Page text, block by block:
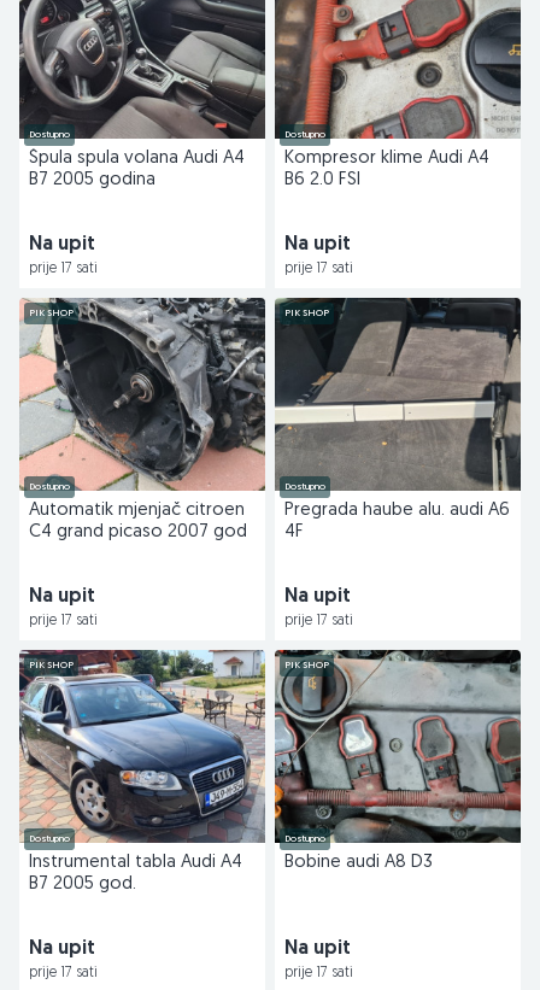
Dostupno
Špula spula volana Audi A4
B7 2005 godina
Na upit
prije 17 sati
Dostupno
Kompresor klime Audi A4
B6 2.0 FSI
Na upit
prije 17 sati
PIK SHOP
Dostupno
Automatik mjenjač citroen
C4 grand picaso 2007 god
Na upit
prije 17 sati
PIK SHOP
Dostupno
Pregrada haube alu. audi A6
4F
Na upit
prije 17 sati
PIK SHOP
Dostupno
Instrumental tabla Audi A4
B7 2005 god.
Na upit
prije 17 sati
PIK SHOP
Dostupno
Bobine audi A8 D3
Na upit
prije 17 sati